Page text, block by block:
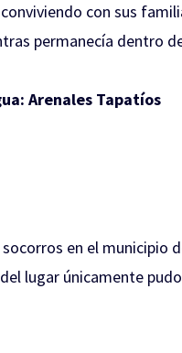
con sus
permanecía dentro
Arenales Tapatíos
en el municipio
lugar únicamente